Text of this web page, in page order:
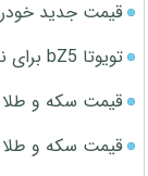
قیمت جدید خودرو
تویوتا bZ5 برای نخستین بار وارد بازار ایران می‌شود
قیمت سکه و طلا امروز
قیمت سکه و طلا پنج‌شنبه